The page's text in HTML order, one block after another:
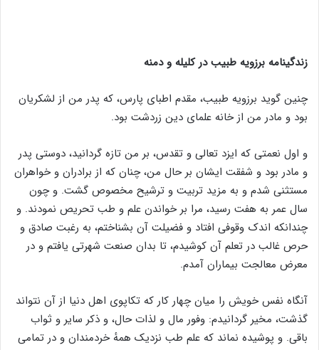
زندگینامه برزویه طبیب در کلیله و دمنه
چنین گوید برزویه طبیب، مقدم اطبای پارس، که پدر من از لشکریان
بود و مادر من از خانه علمای دین زردشت بود.
و اول نعمتی که ایزد تعالی و تقدس، بر من تازه گردانید، دوستی پدر
و مادر بود و شفقت ایشان بر حال من، چنان که از برادران و خواهران
مستثنی شدم و به مزید تربیت و ترشیح مخصوص گشت. و چون
سال عمر به هفت رسید، مرا بر خواندن علم و طب تحریص نمودند. و
چندانکه اندک وقوفی افتاد و فضیلت آن بشناختم، به رغبت صادق و
حرص غالب در تعلم آن کوشیدم، تا بدان صنعت شهرتی یافتم و در
معرض معالجت بیماران آمدم.
آنگاه نفس خویش را میان چهار کار که تکاپوی اهل دنیا از آن نتواند
گذشت، مخیر گردانیدم: وفور مال و لذات حال، و ذکر سایر و ثواب
باقی. و پوشیده نماند که علم طب نزدیک همهٔ خردمندان و در تمامی